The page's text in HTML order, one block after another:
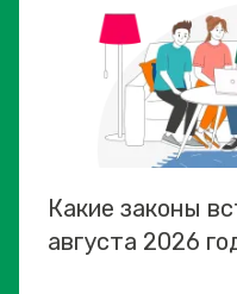
Какие законы
августа 2026